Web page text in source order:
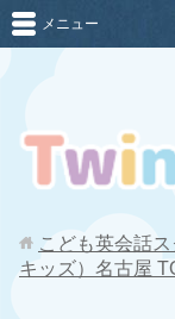
メニュー
こども英会話
キッズ）名古屋